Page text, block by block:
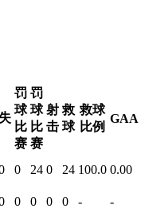
失
罚
球
比
赛
罚
球
比
赛
射
击
救
球
救球
比例
GAA
0 24 0 24 100.0 0.00
0 0 0 0 - -